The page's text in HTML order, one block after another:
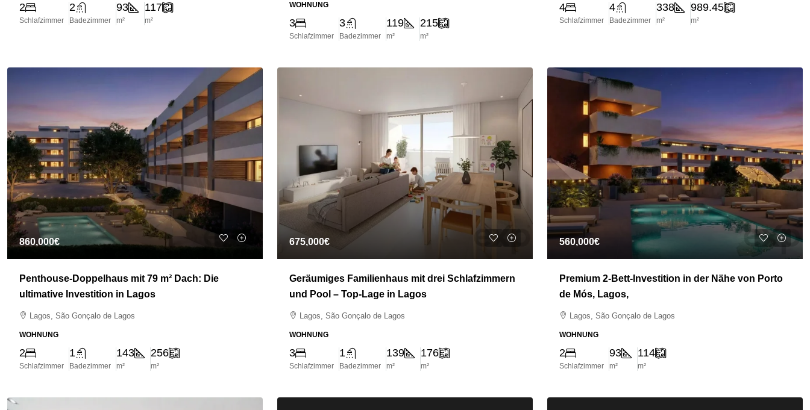
2
Schlafzimmer
2
Badezimmer
93
m²
117
m²
WOHNUNG
3
Schlafzimmer
3
Badezimmer
119
m²
215
m²
4
Schlafzimmer
4
Badezimmer
338
m²
989.45
m²
860,000€
Penthouse-Doppelhaus mit 79 m² Dach: Die
ultimative Investition in Lagos
Lagos, São Gonçalo de Lagos
WOHNUNG
2
Schlafzimmer
1
Badezimmer
143
m²
256
m²
675,000€
Geräumiges Familienhaus mit drei Schlafzimmern
und Pool – Top-Lage in Lagos
Lagos, São Gonçalo de Lagos
WOHNUNG
3
Schlafzimmer
1
Badezimmer
139
m²
176
m²
560,000€
Premium 2-Bett-Investition in der Nähe von Porto
de Mós, Lagos,
Lagos, São Gonçalo de Lagos
WOHNUNG
2
Schlafzimmer
93
m²
114
m²